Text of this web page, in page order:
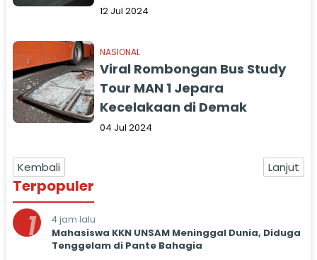
Tewas di TKP
12 Jul 2024
NASIONAL
Viral Rombongan Bus Study
Tour MAN 1 Jepara
Kecelakaan di Demak
04 Jul 2024
Kembali Lanjut
Terpopuler
1 4 jam lalu
Mahasiswa KKN UNSAM Meninggal Dunia, Diduga
Tenggelam di Pante Bahagia